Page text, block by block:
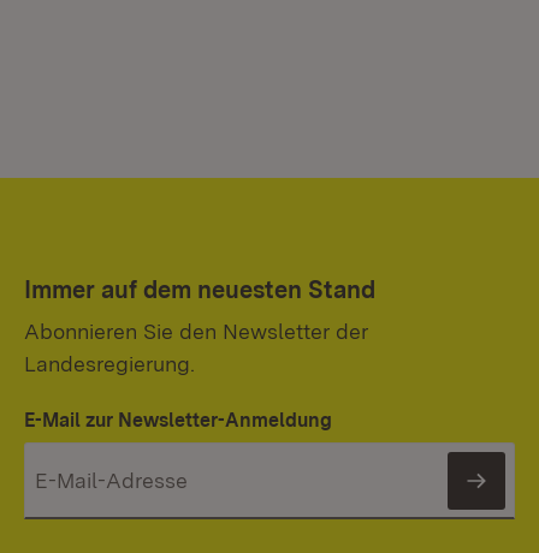
Immer auf dem neuesten Stand
Abonnieren Sie den Newsletter der
Landesregierung.
E-Mail zur Newsletter-Anmeldung